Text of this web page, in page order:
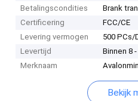
Betalingscondities
Brank
Certificering
FCC/CE
Levering vermogen
500 PCs/
Levertijd
Binnen 8
Merknaam
Bekijk